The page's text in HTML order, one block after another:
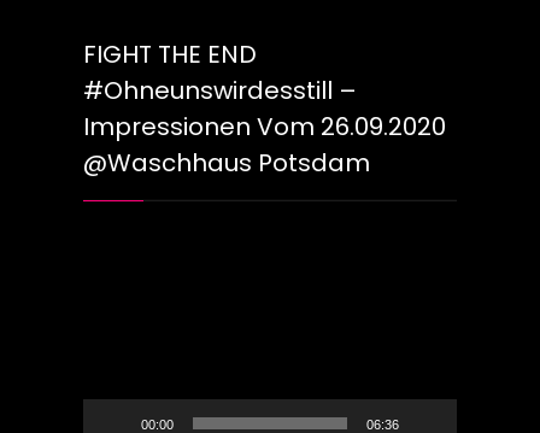
FIGHT THE END
#ohneunswirdesstill –
Impressionen Vom 26.09.2020
@Waschhaus Potsdam
00:00 06:36